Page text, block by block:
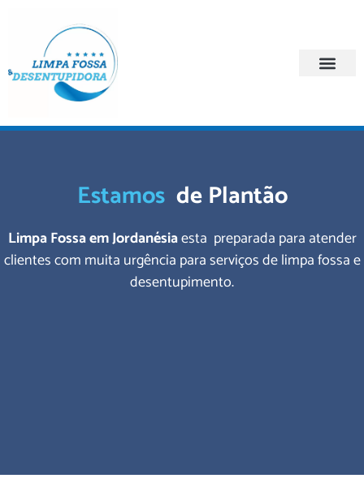
Estamos de Plantão
Limpa Fossa em Jordanésiaesta preparada para atender
clientes com muita urgência para serviços de limpa fossa e
desentupimento.